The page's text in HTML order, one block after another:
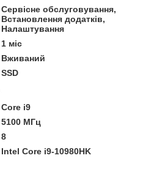
Сервісне обслуговування,
Встановлення додатків,
Налаштування
1 міс
Вживаний
SSD
Core i9
5100 МГц
8
Intel Core i9-10980HK